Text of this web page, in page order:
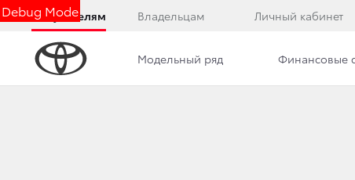
Debug Mode
Покупателям Владельцам Личный кабинет
Модельный ряд Финансовые